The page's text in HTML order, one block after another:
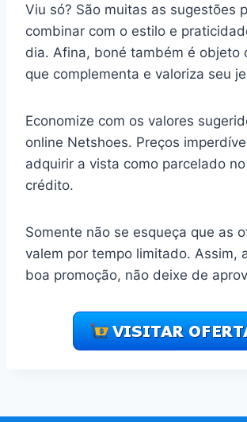
Viu só? São muitas as sugestões
combinar com o estilo e
dia. Afina, boné também é objeto
que complementa e valoriza seu
Economize com os valores
online Netshoes. Preços
adquirir a vista como parcelado
crédito.
Somente não se esqueça que as
valem por tempo limitado. Assim,
boa promoção, não deixe de